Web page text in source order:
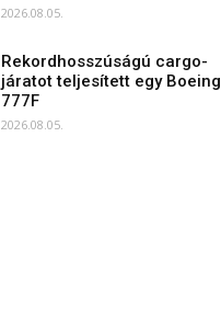
2026.08.05.
Rekordhosszúságú cargo-
járatot teljesített egy Boeing
777F
2026.08.05.